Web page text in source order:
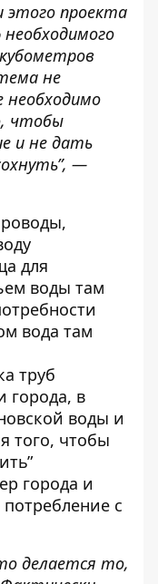
этого проекта
не
чтобы
и не дать
—
для
воды там
вода там
труб
города, в
воды и
того, чтобы
города и
с
делается то,